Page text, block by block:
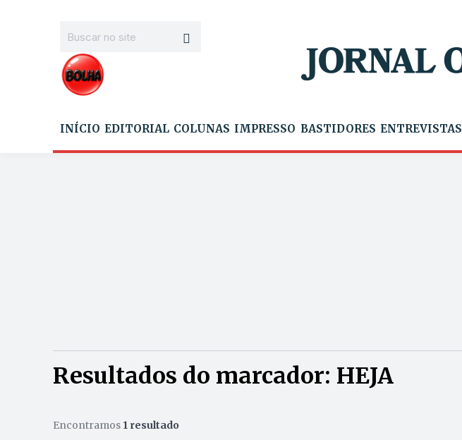
INÍCIO EDITORIAL COLUNAS IMPRESSO BASTIDORES ENTREVISTAS
Resultados do marcador: HEJA
Encontramos 1 resultado